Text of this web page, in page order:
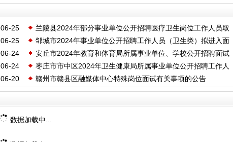
06-25
兰陵县2024年部分事业单位公开招聘医疗卫生岗位工作人员取
消面试资格及递补人员公告
06-25
邹城市2024年事业单位公开招聘工作人员（卫生类）拟进入面
试资格审查人选公告
06-24
安丘市2024年教育和体育局所属事业单位、学校公开招聘面试
人员递补公告
06-24
枣庄市市中区2024年卫生健康局所属事业单位公开招聘工作人
员(含备案制)面试通知
06-20 赣州市赣县区融媒体中心特殊岗位面试有关事项的公告
数据加载中...